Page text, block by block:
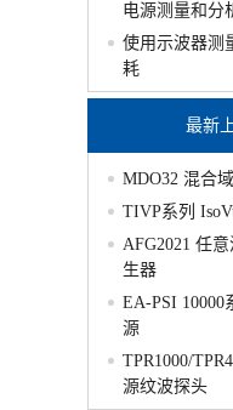
电源测量和分
使用示波器测
耗
最新
MDO32 混合
TIVP系列
AFG2021 任
生器
EA-PSI 10000
源
TPR1000/
源纹波探头